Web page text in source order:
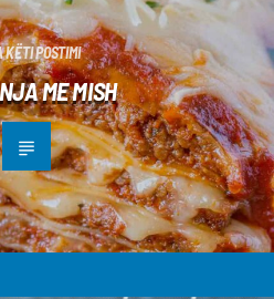
KËTI POSTIMI
ME MISH